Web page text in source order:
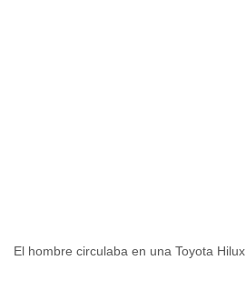
El hombre circulaba en una Toyota Hilux.